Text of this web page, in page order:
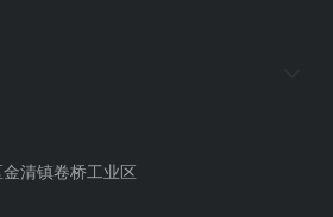
清镇卷桥工业区